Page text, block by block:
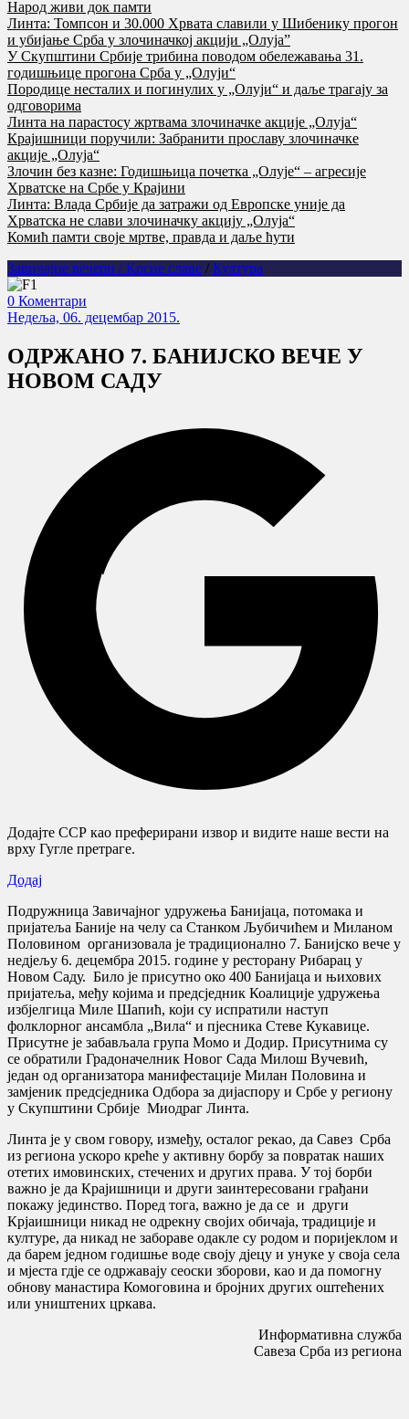
Народ живи док памти
Линта: Томпсон и 30.000 Хрвата славили у Шибенику прогон
и убијање Срба у злочиначкој акцији „Олуја”
У Скупштини Србије трибина поводом обележавања 31.
годишњице прогона Срба у „Олуји“
Породице несталих и погинулих у „Олуји“ и даље трагају за
одговорима
Линта на парастосу жртвама злочиначке акције „Олуја“
Крајишници поручили: Забранити прославу злочиначке
акције „Олуја“
Злочин без казне: Годишњица почетка „Олује“ – агресије
Хрватске на Србе у Крајини
Линта: Влада Србије да затражи од Европске уније да
Хрватска не слави злочиначку акцију „Олуја“
Комић памти своје мртве, правда и даље ћути
Завичајне вечери / Крсне славе / Култура
0 Коментари
Недеља, 06. децембар 2015.
OДРЖАНО 7. БАНИЈСКО ВЕЧЕ У
НОВОМ САДУ
Додајте ССР као преферирани извор и видите наше вести на
врху Гугле претраге.
Додај
Подружница Завичајног удружења Банијаца, потомака и
пријатеља Баније на челу са Станком Љубичићем и Миланом
Половином организовала је традиционално 7. Банијско вече у
недјељу 6. децембра 2015. године у ресторану Рибарац у
Новом Саду. Било је присутно око 400 Банијаца и њихових
пријатеља, међу којима и предсједник Коалиције удружења
избјелгица Миле Шапић, који су испратили наступ
фолклорног ансамбла „Вила“ и пјесника Стеве Кукавице.
Присутне је забављала група Момо и Додир. Присутнима су
се обратили Градоначелник Новог Сада Милош Вучевић,
један од организатора манифестације Милан Половина и
замјеник предсједника Одбора за дијаспору и Србе у региону
у Скупштини Србије Миодраг Линта.
Линта је у свом говору, између, осталог рекао, да Савез Срба
из региона ускоро креће у активну борбу за повратак наших
отетих имовинских, стечених и других права. У тој борби
важно је да Крајишници и други заинтересовани грађани
покажу јединство. Поред тога, важно је да се и други
Крјаишници никад не одрекну својих обичаја, традиције и
културе, да никад не забораве одакле су родом и поријеклом и
да барем једном годишње воде своју дјецу и унуке у своја села
и мјеста гдје се одржавају сеоски зборови, као и да помогну
обнову манастира Комоговина и бројних других оштећених
или уништених цркава.
Информативна служба
Савеза Срба из региона